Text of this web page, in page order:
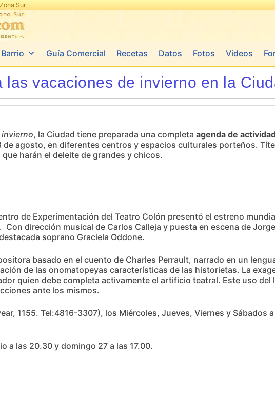
Sur.
Barrio Guía Comercial Recetas Datos Fotos Videos
las vacaciones de invierno en la
, la Ciudad tiene preparada una completa agenda de
de agosto, en diferentes centros y espacios culturales porteños.
harán el deleite de grandes y chicos.
de Experimentación del Teatro Colón presentó el estreno
dirección musical de Carlos Calleja y puesta en escena de
soprano Graciela Oddone.
basado en el cuento de Charles Perrault, narrado en un
de las onomatopeyas características de las historietas. La
quien debe completa activamente el artificio teatral. Este uso
ante los mismos.
1155. Tel:4816-3307), los Miércoles, Jueves, Viernes y Sábados
a las 20.30 y domingo 27 a las 17.00.